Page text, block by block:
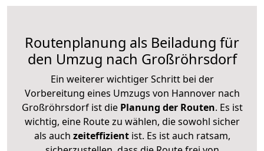
Routenplanung als Beiladung für
den Umzug nach Großröhrsdorf
Ein weiterer wichtiger Schritt bei der
Vorbereitung eines Umzugs von Hannover nach
Großröhrsdorf ist diePlanung der Routen. Es ist
wichtig, eine Route zu wählen, die sowohl sicher
als auch zeiteffizientist. Es ist auch ratsam,